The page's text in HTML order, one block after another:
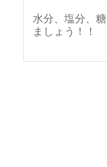
水分、塩分、
ましょう！！